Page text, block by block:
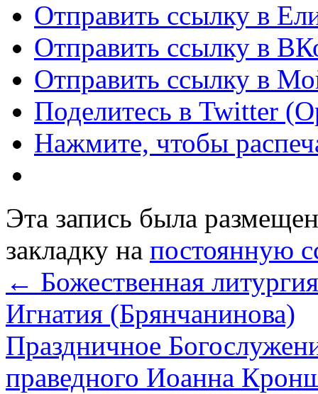
Отправить ссылку в
Отправить ссылку в
Отправить ссылку в
Поделитесь в Twitter
Нажмите, чтобы
Эта запись была
закладку на постоянную
← Божественная
Игнатия (Брянчанинова)
Праздничное
праведного Иоанна